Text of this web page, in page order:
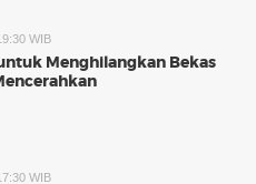
WIB
Menghilangkan Bekas
WIB